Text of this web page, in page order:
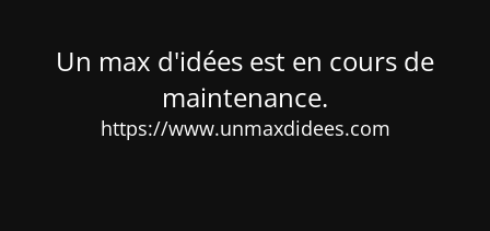
Un max d'idées est en cours de
maintenance.
https://www.unmaxdidees.com